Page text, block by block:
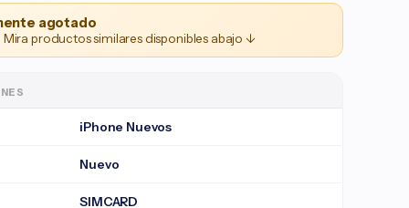
agotado
Mira productos similares disponibles abajo ↓
iPhone Nuevos
Nuevo
SIMCARD